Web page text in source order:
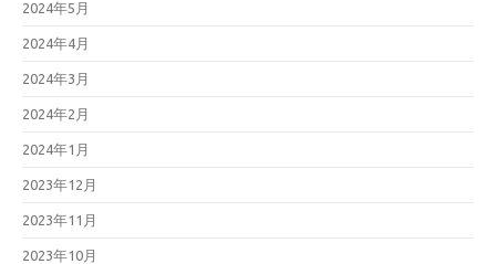
2024年5月
2024年4月
2024年3月
2024年2月
2024年1月
2023年12月
2023年11月
2023年10月